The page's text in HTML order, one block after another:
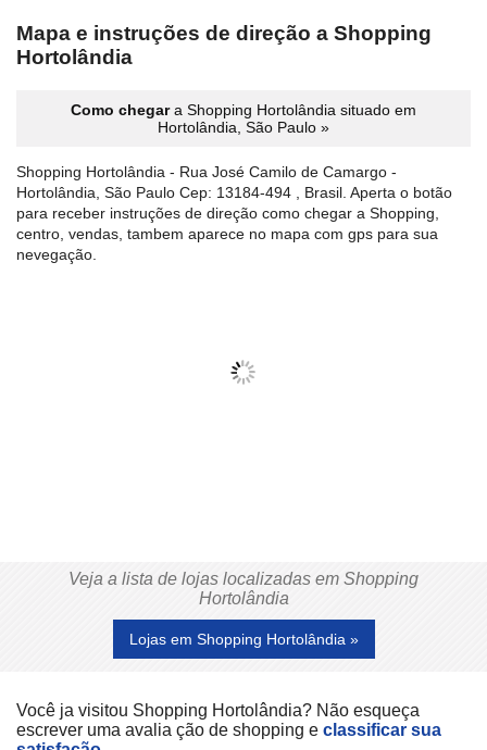
Mapa e instruções de direção a Shopping
Hortolândia
Como chegara Shopping Hortolândia situado em
Hortolândia, São Paulo »
Shopping Hortolândia - Rua José Camilo de Camargo -
Hortolândia, São Paulo Cep: 13184-494 , Brasil. Aperta o botão
para receber instruções de direção como chegar a Shopping,
centro, vendas, tambem aparece no mapa com gps para sua
nevegação.
Veja a lista de lojas localizadas em Shopping
Hortolândia
Lojas em Shopping Hortolândia »
Você ja visitou Shopping Hortolândia? Não esqueça
escrever uma avalia ção de shopping e classificar sua